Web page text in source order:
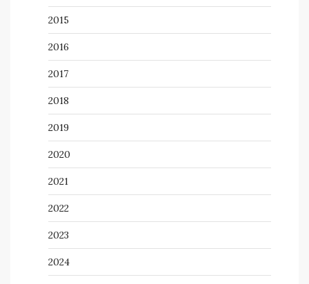
2015
2016
2017
2018
2019
2020
2021
2022
2023
2024